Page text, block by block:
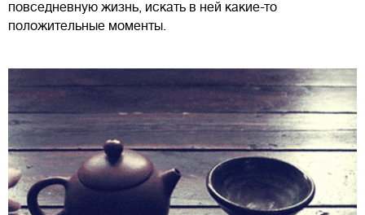
повседневную жизнь, искать в ней какие-то
положительные моменты.